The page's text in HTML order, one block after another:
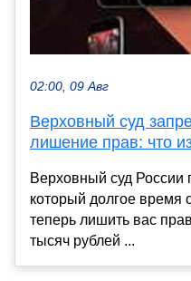
02:00, 09 Авг
Верховный суд
лишение прав: что
Верховный суд России
который долгое время
теперь лишить вас
тысяч рублей ...